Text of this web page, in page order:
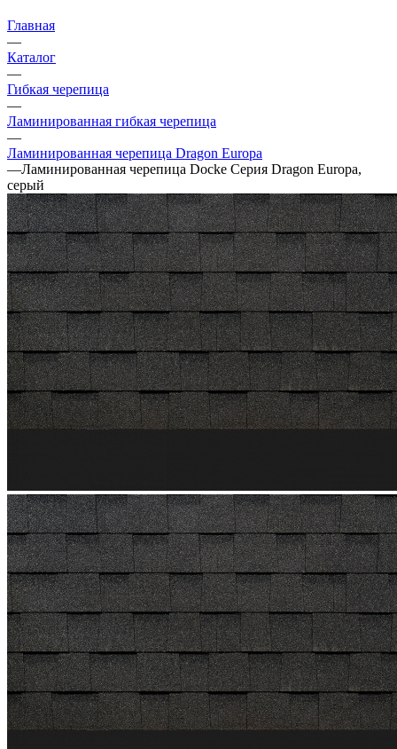
Главная
—
Каталог
—
Гибкая черепица
—
Ламинированная гибкая черепица
—
Ламинированная черепица Dragon Europa
—Ламинированная черепица Docke Серия Dragon Europa,
серый